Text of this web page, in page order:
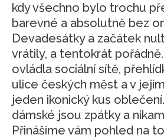
kdy všechno bylo trochu
barevné a absolutně bez
Devadesátky a začátek
vrátily, a tentokrát
ovládla sociální sítě,
ulice českých měst a v
jeden ikonický kus
dámské jsou zpátky a
Přinášíme vám pohled na